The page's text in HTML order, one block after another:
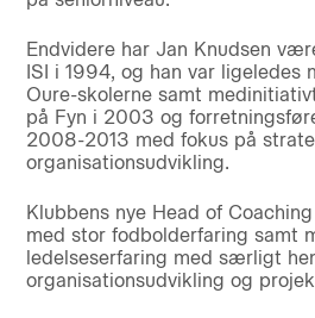
Endvidere har Jan Knudsen
ISI i 1994, og han var ligeledes
Oure-skolerne samt
på Fyn i 2003 og
2008-2013 med fokus på
organisationsudvikling.
Klubbens nye Head of
med stor fodbolderfaring samt
ledelseserfaring med særligt
organisationsudvikling og